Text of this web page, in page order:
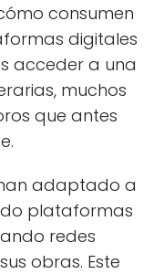
consumen
digitales
acceder a una
muchos
que antes
adaptado a
plataformas
redes
obras. Este